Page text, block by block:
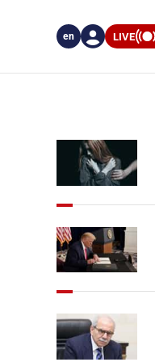
LIVE
en